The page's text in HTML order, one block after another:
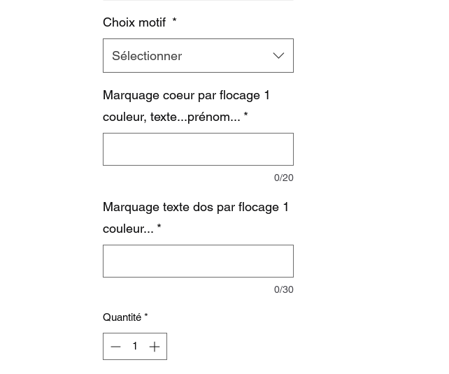
Choix motif *
Sélectionner
Marquage coeur par flocage 1
couleur, texte...prénom... *
0/20
Marquage texte dos par flocage 1
couleur... *
0/30
Quantité *